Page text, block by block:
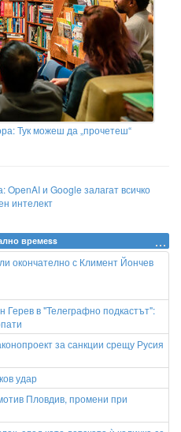
Тук можеш да „прочетеш“
OpenAI и Google залагат всичко
интелект
времеss
окончателно с Климент Йончев
Герев в "Телеграфно подкастът":
за санкции срещу Русия
удар
Пловдив, промени при